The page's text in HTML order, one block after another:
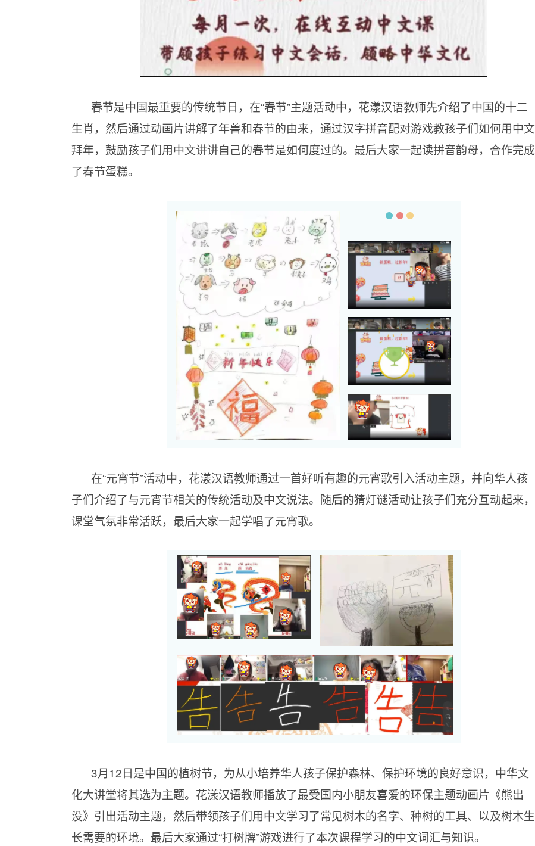
春节是中国最重要的传统节日，在“春节”主题活动中，花漾汉语教师先介绍了中国的十二
生肖，然后通过动画片讲解了年兽和春节的由来，通过汉字拼音配对游戏教孩子们如何用中文
拜年，鼓励孩子们用中文讲讲自己的春节是如何度过的。最后大家一起读拼音韵母，合作完成
了春节蛋糕。
在“元宵节”活动中，花漾汉语教师通过一首好听有趣的元宵歌引入活动主题，并向华人孩
子们介绍了与元宵节相关的传统活动及中文说法。随后的猜灯谜活动让孩子们充分互动起来，
课堂气氛非常活跃，最后大家一起学唱了元宵歌。
3月12日是中国的植树节，为从小培养华人孩子保护森林、保护环境的良好意识，中华文
化大讲堂将其选为主题。花漾汉语教师播放了最受国内小朋友喜爱的环保主题动画片《熊出
没》引出活动主题，然后带领孩子们用中文学习了常见树木的名字、种树的工具、以及树木生
长需要的环境。最后大家通过“打树牌”游戏进行了本次课程学习的中文词汇与知识。